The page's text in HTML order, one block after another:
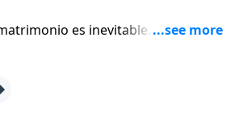
es inevitable. Es,
entrada para que el Espíritu
profundas.